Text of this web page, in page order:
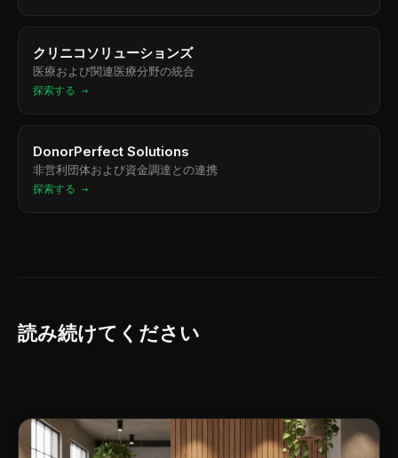
クリニコソリューションズ
医療および関連医療分野の統合
探索する →
DonorPerfect Solutions
非営利団体および資金調達との連携
探索する →
読み続けてください